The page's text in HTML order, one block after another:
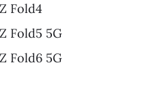
Fold4
Fold5 5G
Fold6 5G